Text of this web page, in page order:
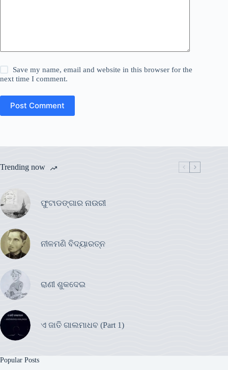
Save my name, email and website in this browser for the
next time I comment.
Post Comment
Trending now
ଫୁଟାଡଙ୍ଗାର ନାଉରୀ
ନୀଳମଣି ବିଦ୍ୟାରତ୍ନ
ରାଣୀ ଶୁକଦେଇ
ଏ ଜାତି ଗାଲମାଧବ (Part 1)
Popular Posts